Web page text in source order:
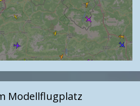
Modellflugplatz